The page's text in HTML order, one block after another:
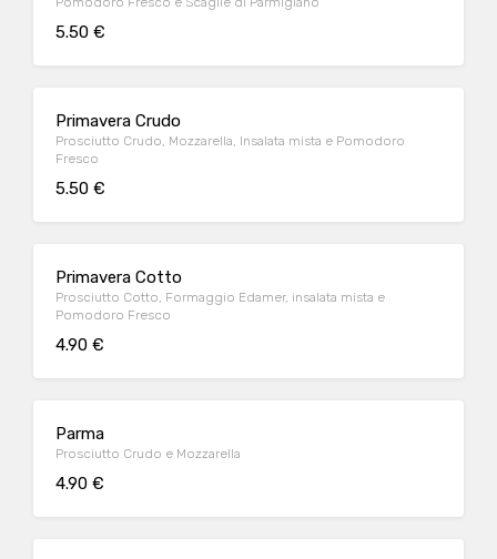
5.50 €
Primavera Crudo
Prosciutto Crudo, Mozzarella, Insalata mista e Pomodoro
Fresco
5.50 €
Primavera Cotto
Prosciutto Cotto, Formaggio Edamer, insalata mista e
Pomodoro Fresco
4.90 €
Parma
Prosciutto Crudo e Mozzarella
4.90 €